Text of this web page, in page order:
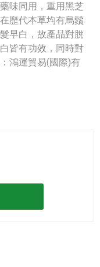
味同用，重用黑芝
歷代本草均有烏鬚
早白，故產品對脫
皆有功效，同時對
鴻運貿易(國際)有